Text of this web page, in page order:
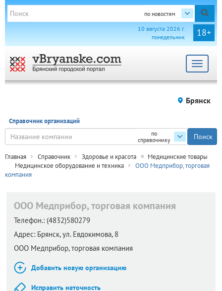
по новостям
18+
10 августа 2026 г.
понедельник
Toggle
Брянск
Справочник организаций
по
справочнику
Главная Справочник Здоровье и красота
Медицинские товары
Медицинское оборудование и техника
ООО Медприбор, торговая
компания
ООО Медприбор, торговая компания
Телефон.: (4832)580279
Адрес: Брянск,ул. Евдокимова, 8
ООО Медприбор, торговая компания
Добавить новую организацию
Исправить неточность